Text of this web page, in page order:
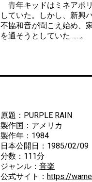
青年キッドはミネアポ
していた。しかし、新興
不協和音が聞こえ始め、
を通そうとしていた……。
原題：PURPLE RAIN
製作国：アメリカ
製作年：1984
日本公開日：1985/02/09
分数：111分
ジャンル： 音楽
公式サイト： https://